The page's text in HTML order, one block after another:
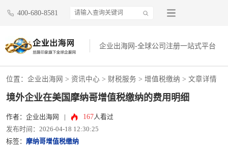
400-680-8581
企业出海网-全球公司注册一站式平台
位置： 企业出海网 > 资讯中心 > 财税服务 > 增值税缴纳 > 文章详情
境外企业在美国摩纳哥增值税缴纳的费用明细
作者：企业出海网 167人看过
发布时间：2026-04-18 12:30:25
标签： 摩纳哥增值税缴纳